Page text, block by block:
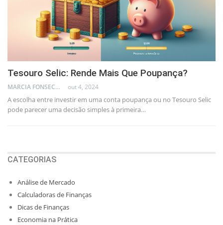
Tesouro Selic: Rende Mais Que Poupança?
MARCIA FONSECA - FINANCIAL CONSULTANT out 4, 2024
A escolha entre investir em uma conta poupança ou no Tesouro Selic
pode parecer uma decisão simples à primeira…
CATEGORIAS
Análise de Mercado
Calculadoras de Finanças
Dicas de Finanças
Economia na Prática